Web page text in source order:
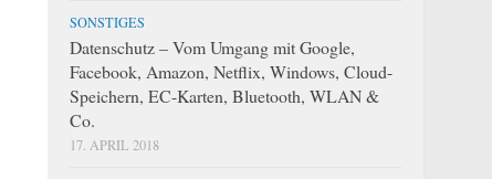
SONSTIGES
Datenschutz – Vom Umgang mit Google,
Facebook, Amazon, Netflix, Windows, Cloud-
Speichern, EC-Karten, Bluetooth, WLAN &
Co.
17. APRIL 2018